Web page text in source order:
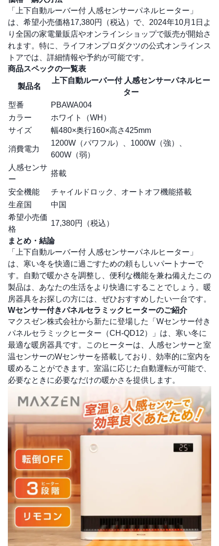
「上下自動ルーバー付 人感センサーパネルヒーター」
は、希望小売価格17,380円（税込）で、2024年10月1日よ
り全国の家電量販店やオンラインショップで販売が開始さ
れます。特に、ライフオンプロダクツの公式オンラインス
トアでは、詳細情報や予約が可能です。
商品スペックの一覧表
製品名
上下自動ルーバー付 人感センサーパネルヒー
ター
型番
PBAWA004
カラー
ホワイト（WH）
サイズ
幅480×奥行160×高さ425mm
消費電力
1200W（パワフル）、1000W（強）、
600W（弱）
人感センサ
ー
搭載
安全機能
チャイルドロック、オートオフ機能搭載
生産国
中国
希望小売価
格
17,380円（税込）
まとめ・結論
「上下自動ルーバー付 人感センサーパネルヒーター」
は、寒い冬を快適に過ごすための頼もしいパートナーで
す。自動で暖かさを調整し、便利な機能を兼ね備えたこの
製品は、あなたの生活をより快適にすることでしょう。暖
房器具をお探しの方には、ぜひおすすめしたい一台です。
Wセンサー付きパネルセラミックヒーターのご紹介
マクスゼン株式会社から新たに登場した「Wセンサー付き
パネルセラミックヒーター（CH-QD12）」は、寒い冬に
最適な暖房器具です。このヒーターは、人感センサーと室
温センサーのWセンサーを搭載しており、効率的に室内を
暖めることができます。室温に応じた自動運転が可能で、
必要なときに必要なだけの暖かさを提供します。